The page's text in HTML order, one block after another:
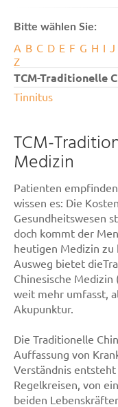
Bitte wählen Sie:
A B C D E F G H I J
Z
TCM-Traditionelle
Tinnitus
TCM-
Medizin
Patienten
wissen es: Die
Gesundheitswesen
doch kommt der
heutigen Medizin zu
Ausweg bietet
Chinesische Medizin
weit mehr umfasst,
Akupunktur.
Die Traditionelle
Auffassung von
Verständnis
Regelkreisen, von
beiden